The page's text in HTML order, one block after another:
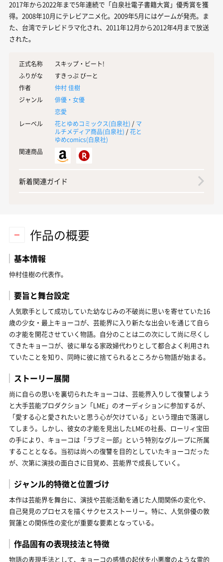
2017年から2022年まで5年連続で「白泉社電子書籍大賞」優秀賞を獲
得。2008年10月にテレビアニメ化。2009年5月にはゲームが発売。ま
た、台湾でテレビドラマ化され、2011年12月から2012年4月まで放送
された。
正式名称
スキップ・ビート!
ふりがな
すきっぷ びーと
作者
仲村 佳樹
ジャンル
俳優・女優
恋愛
レーベル
花とゆめコミックス(白泉社) / マ
ルチメディア商品(白泉社) /花と
ゆめcomics(白泉社)
関連商品
新着関連ガイド
作品の概要
基本情報
仲村佳樹の代表作。
要旨と舞台設定
人気歌手として成功していた幼なじみの不破尚に思いを寄せていた16
歳の少女・最上キョーコが、芸能界に入り新たな出会いを通じて自ら
の才能を開花させていく物語。自分のことは二の次にして尚に尽くし
てきたキョーコが、彼に単なる家政婦代わりとして都合よく利用され
ていたことを知り、同時に彼に捨てられるところから物語が始まる。
ストーリー展開
尚に自らの思いを裏切られたキョーコは、芸能界入りして復讐しよう
と大手芸能プロダクション「LME」のオーディションに参加するが、
「愛する心と愛されたいと思う心が欠けている」という理由で落選し
てしまう。しかし、彼女の才能を見出したLMEの社長、ローリィ宝田
の手により、キョーコは「ラブミー部」という特別なグループに所属
することとなる。当初は尚への復讐を目的としていたキョーコだった
が、次第に演技の面白さに目覚め、芸能界で成長していく。
ジャンル的特徴と位置づけ
本作は芸能界を舞台に、演技や芸能活動を通じた人間関係の変化や、
自己発見のプロセスを描くサクセスストーリー。特に、人気俳優の敦
賀蓮との関係性の変化が重要な要素となっている。
作品固有の表現技法と特徴
物語の表現手法として、キョーコの感情の起伏を小悪魔のような霊的